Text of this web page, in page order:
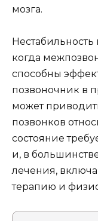
мозга.
когда
способны
позвоночник в
может
позвонков
состояние
и, в
лечения,
терапию и